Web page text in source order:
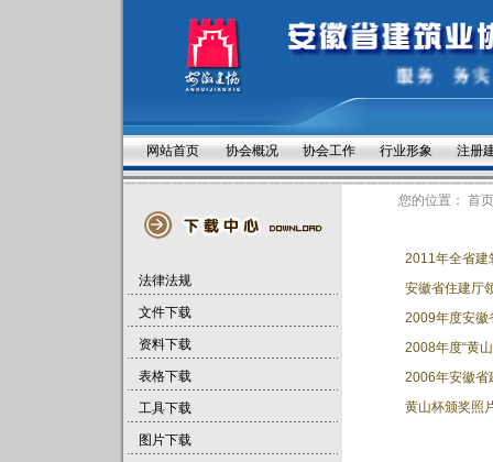
网站首页 协会概况 协会工作 行业形象 注册
法律法规
文件下载
资料下载
表格下载
工具下载
图片下载
您的位置： 首页
2011年全省建
安徽省住建厅
2009年度安徽
2008年度“黄
2006年安徽省
黄山杯颁奖照